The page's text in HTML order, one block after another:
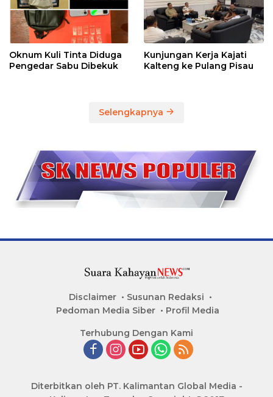
Oknum Kuli Tinta Diduga
Pengedar Sabu Dibekuk
Kunjungan Kerja Kajati
Kalteng ke Pulang Pisau
Selengkapnya
Disclaimer
Susunan Redaksi
Pedoman Media Siber
Profil Media
Terhubung Dengan Kami
Diterbitkan oleh PT. Kalimantan Global Media -